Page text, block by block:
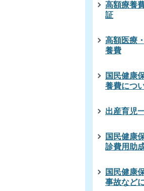
高額療養
証
高額医療
養費
国民健康
養費につ
出産育児
国民健康
診費用助
国民健康
事故など